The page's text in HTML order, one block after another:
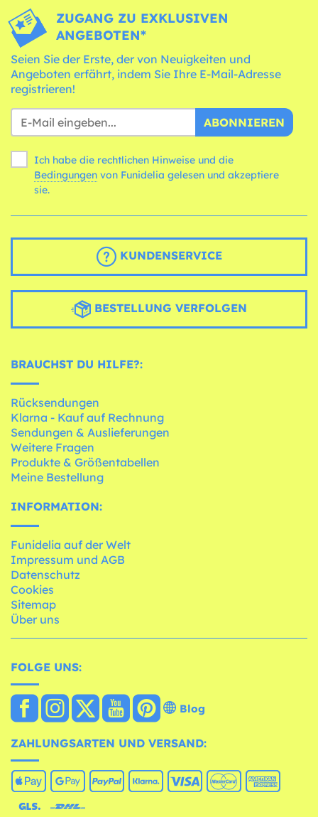
ZUGANG ZU EXKLUSIVEN
ANGEBOTEN*
Seien Sie der Erste, der von Neuigkeiten und
Angeboten erfährt, indem Sie Ihre E-Mail-Adresse
registrieren!
ABONNIEREN
Ich habe die rechtlichen Hinweise und die
Bedingungen
sie.
KUNDENSERVICE
BESTELLUNG VERFOLGEN
BRAUCHST DU HILFE?:
Rücksendungen
Klarna - Kauf auf Rechnung
Sendungen & Auslieferungen
Weitere Fragen
Produkte & Größentabellen
Meine Bestellung
INFORMATION:
Funidelia auf der Welt
Impressum und AGB
Datenschutz
Cookies
Sitemap
Über uns
FOLGE UNS:
Blog
ZAHLUNGSARTEN UND VERSAND: